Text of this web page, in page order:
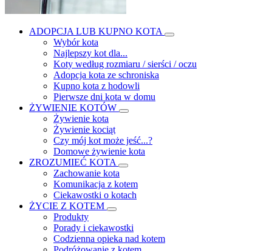
ADOPCJA LUB KUPNO KOTA
Wybór kota
Najlepszy kot dla...
Koty według rozmiaru / sierści / oczu
Adopcja kota ze schroniska
Kupno kota z hodowli
Pierwsze dni kota w domu
ŻYWIENIE KOTÓW
Żywienie kota
Żywienie kociąt
Czy mój kot może jeść...?
Domowe żywienie kota
ZROZUMIEĆ KOTA
Zachowanie kota
Komunikacja z kotem
Ciekawostki o kotach
ŻYCIE Z KOTEM
Produkty
Porady i ciekawostki
Codzienna opieka nad kotem